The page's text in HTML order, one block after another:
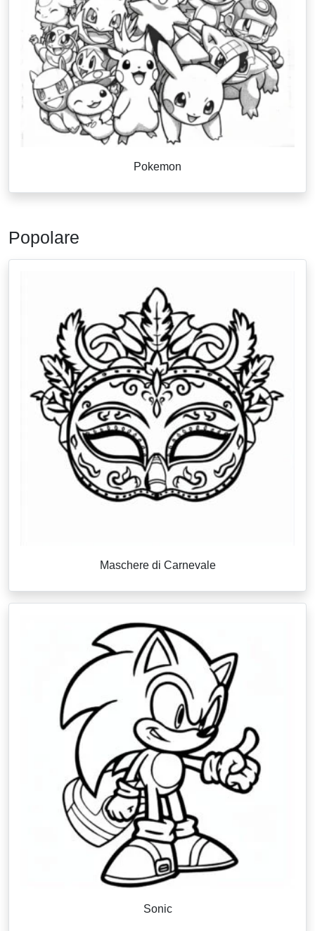
Pokemon
Popolare
Maschere di Carnevale
Sonic